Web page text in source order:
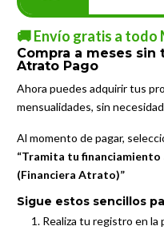
🚚 Envío gratis a todo
Compra a meses
Atrato Pago
Ahora puedes adquirir tus
mensualidades, sin
Al momento de pagar,
“Tramita tu
(Financiera Atrato)”
Sigue estos sencillos
Realiza tu registro en